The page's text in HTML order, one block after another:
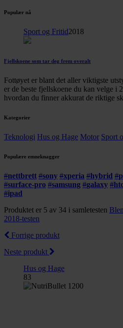
Populær nå
Sport og Fritid2018
Fjellskoene som tar deg frem overalt
Fottøyet er blant det aller viktigste
er de beste fjellskoene du kan velge i
hvordan du finner akkurat de riktige
Kategorier
Teknologi Hus og Hage Motor Sport
Populære emneknagger
#nettbrett #sony #xperia #hybrid #
#surface-pro #samsung #galaxy #
#ipad
Produktet er 5 av 34 i samletesten
2018-testen
Forrige produkt
Neste produkt
Hus og Hage
83